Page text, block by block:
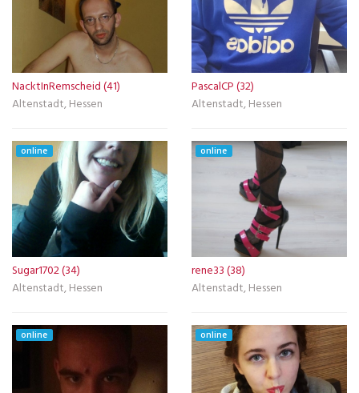
NacktInRemscheid (41)
Altenstadt, Hessen
PascalCP (32)
Altenstadt, Hessen
online
Sugar1702 (34)
Altenstadt, Hessen
online
rene33 (38)
Altenstadt, Hessen
online online